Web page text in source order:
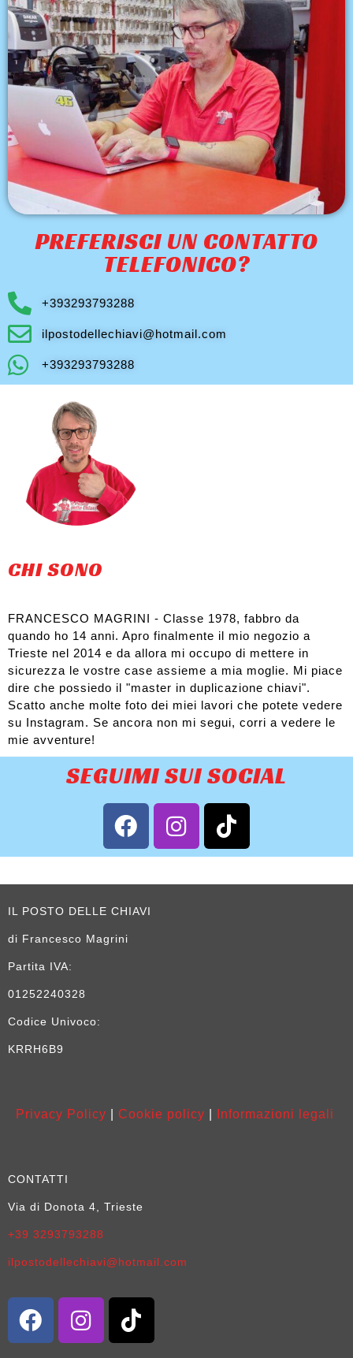
PREFERISCI UN CONTATTO
TELEFONICO?
+393293793288
ilpostodellechiavi@hotmail.com
+393293793288
CHI SONO
FRANCESCO MAGRINI - Classe 1978, fabbro da
quando ho 14 anni. Apro finalmente il mio negozio a
Trieste nel 2014 e da allora mi occupo di mettere in
sicurezza le vostre case assieme a mia moglie. Mi piace
dire che possiedo il "master in duplicazione chiavi".
Scatto anche molte foto dei miei lavori che potete vedere
su Instagram. Se ancora non mi segui, corri a vedere le
mie avventure!
SEGUIMI SUI SOCIAL
IL POSTO DELLE CHIAVI
di Francesco Magrini
Partita IVA:
01252240328
Codice Univoco:
KRRH6B9
Privacy Policy Cookie policy Informazioni legali
CONTATTI
Via di Donota 4, Trieste
+39 3293793288
ilpostodellechiavi@hotmail.com